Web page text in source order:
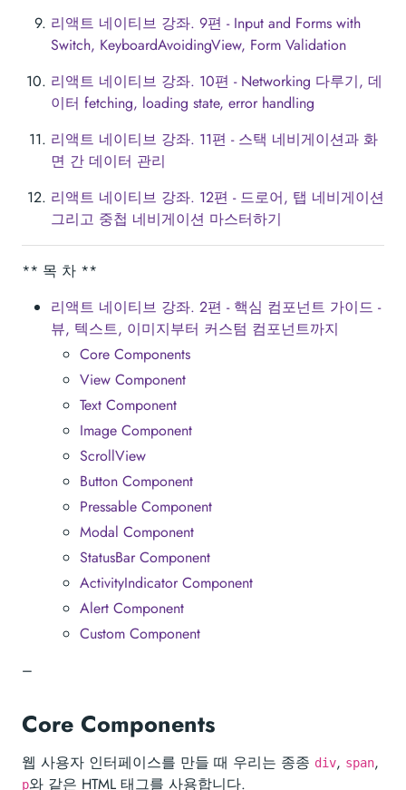
리액트 네이티브 강좌. 9편 - Input and Forms with
Switch, KeyboardAvoidingView, Form Validation
리액트 네이티브 강좌. 10편 - Networking 다루기, 데
이터 fetching, loading state, error handling
리액트 네이티브 강좌. 11편 - 스택 네비게이션과 화
면 간 데이터 관리
리액트 네이티브 강좌. 12편 - 드로어, 탭 네비게이션
그리고 중첩 네비게이션 마스터하기
** 목 차 **
리액트 네이티브 강좌. 2편 - 핵심 컴포넌트 가이드 -
뷰, 텍스트, 이미지부터 커스텀 컴포넌트까지
Core Components
View Component
Text Component
Image Component
ScrollView
Button Component
Pressable Component
Modal Component
StatusBar Component
ActivityIndicator Component
Alert Component
Custom Component
–
Core Components
웹 사용자 인터페이스를 만들 때 우리는 종종 div, span,
p와 같은 HTML 태그를 사용합니다.